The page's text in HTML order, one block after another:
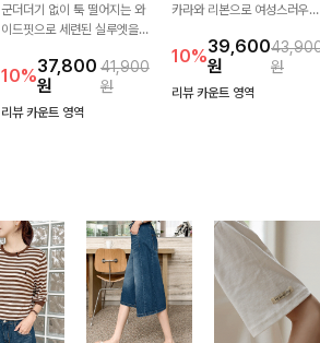
군더더기 없이 툭 떨어지는 와
이드핏으로 세련된 실루엣을
끔한 디자인과 롱한 기장감으
로 다리가 길어 보이고 뒷밴딩
으로 편안하기까지-
10%37,800
원
41,900
원
리뷰 카운트 영역
카라와 리본으로 여성스러우면
껴지는 블라우스에요🤎
10%39,600
원
원
리뷰 카운트 영역